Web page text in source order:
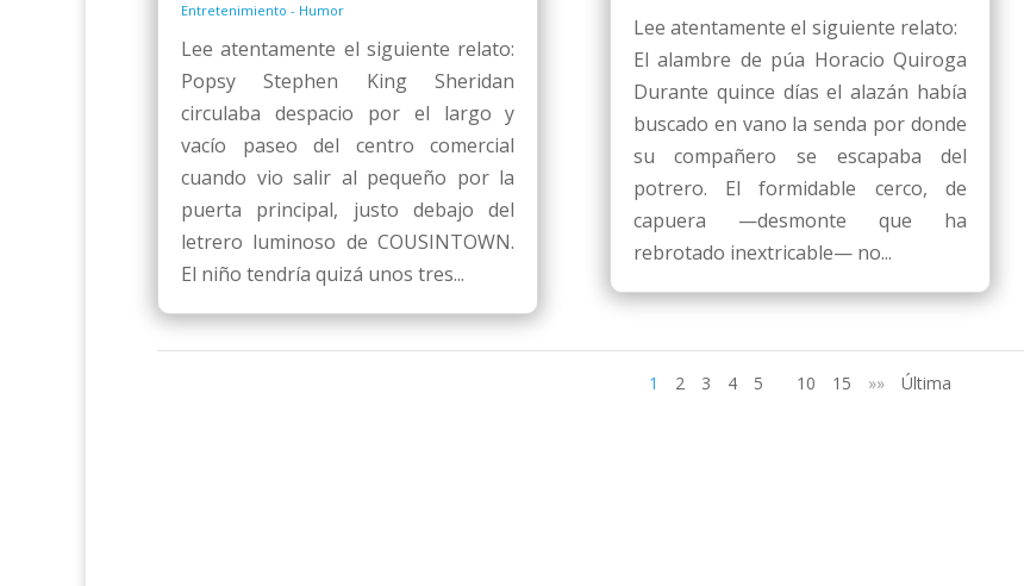
Entretenimiento - Humor
Lee atentamente el siguiente relato:
Popsy Stephen King Sheridan
circulaba despacio por el largo y
vacío paseo del centro comercial
cuando vio salir al pequeño por la
puerta principal, justo debajo del
letrero luminoso de COUSINTOWN.
El niño tendría quizá unos tres...
Lee atentamente el siguiente relato:
El alambre de púa Horacio Quiroga
Durante quince días el alazán había
buscado en vano la senda por donde
su compañero se escapaba del
potrero. El formidable cerco, de
capuera —desmonte que ha
rebrotado inextricable— no...
1 2 3 4 5 10 15 »» Última